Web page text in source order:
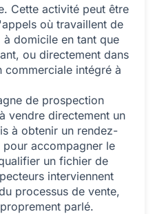
Cette activité peut être
où travaillent de
domicile en tant que
ou directement dans
intégré à
de prospection
vendre directement un
à obtenir un rendez-
accompagner le
un fichier de
interviennent
processus de vente,
parlé.